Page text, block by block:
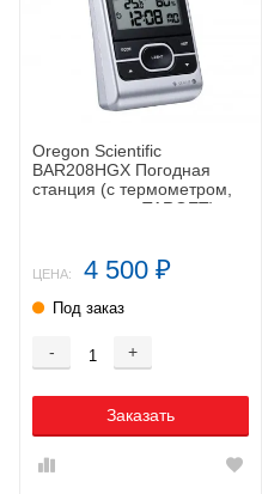
Oregon Scientific
BAR208HGX Погодная
станция (с термометром,
гигрометром, TARGET)
ЦЕНА: 4 500 ₽
Под заказ
- +
Заказать